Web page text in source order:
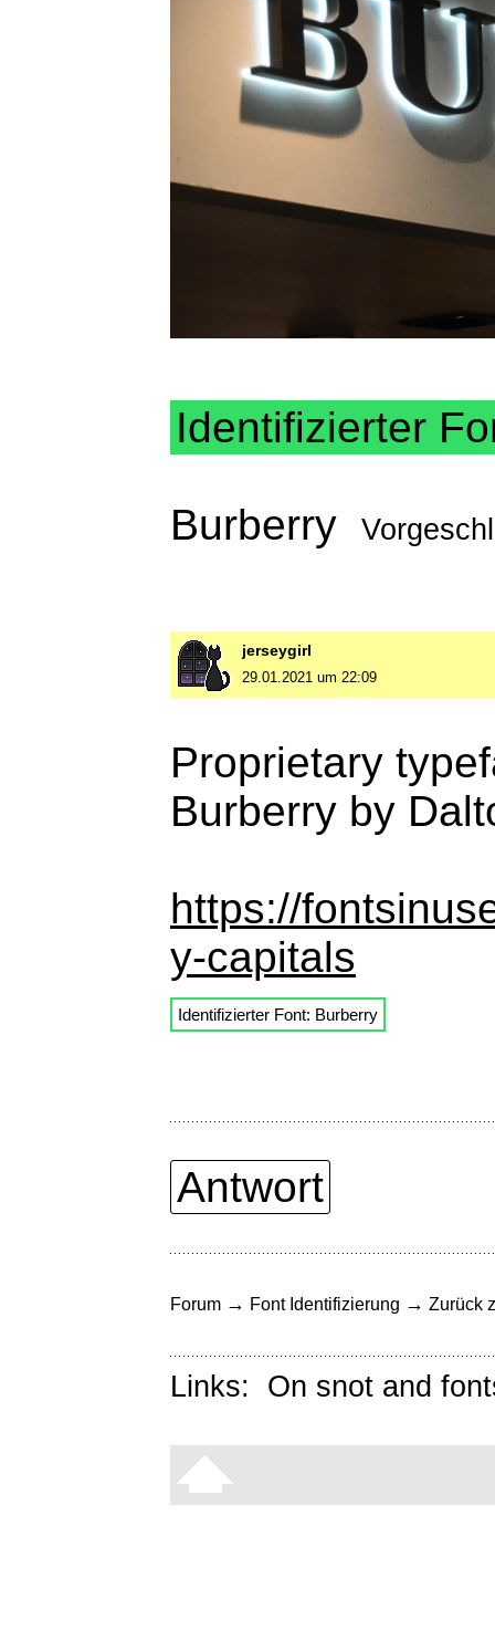
Identifizierter
Burberry
jerseygirl
29.01.2021 um 22:09
Proprietary
Burberry by
https://
y-capitals
Identifizierter Font: Burberry
Antwort
Forum → Font Identifizierung → Zurück
Links: On snot and